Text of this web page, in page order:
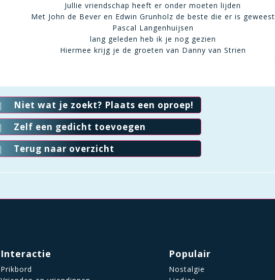
Jullie vriendschap heeft er onder moeten lijden
Met John de Bever en Edwin Grunholz de beste die er is geweest
Pascal Langenhuijsen
lang geleden heb ik je nog gezien
Hiermee krijg je de groeten van Danny van Strien
Niet wat je zoekt? Plaats een oproep!
Zelf een gedicht toevoegen
Terug naar overzicht
Interactie
Prikbord
Populair
Nostalgie